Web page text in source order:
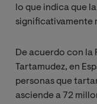
lo que indica que
significativamente
De acuerdo con la
Tartamudez, en
personas que
asciende a 72